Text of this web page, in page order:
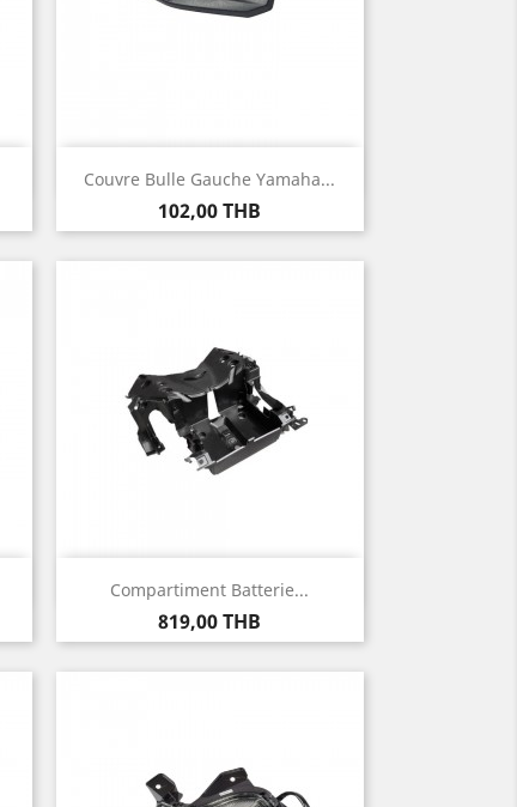
Couvre Bulle Gauche Yamaha...
Prix
102,00 THB
Aperçu rapide
Compartiment Batterie...
Prix
819,00 THB
Aperçu rapide